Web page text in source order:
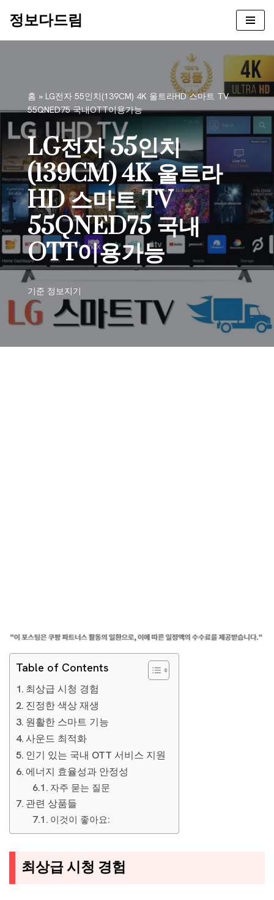
뛰
기
정보다드림
홈 » LG전자 55인치(139CM) 4K 울트라HD 스마트 TV
55QNED75 국내OTT이용가능
LG전자 55인치
(139CM) 4K 울트라
HD 스마트 TV
55QNED75 국내
OTT이용가능
기준 정보지기
Table of Contents
최상급 시청 경험
진정한 색상 재생
원활한 스마트 기능
사운드 최적화
인기 있는 국내 OTT 서비스 지원
에너지 효율성과 안정성
자주 묻는 질문
관련 상품들
이것이 좋아요:
최상급 시청 경험